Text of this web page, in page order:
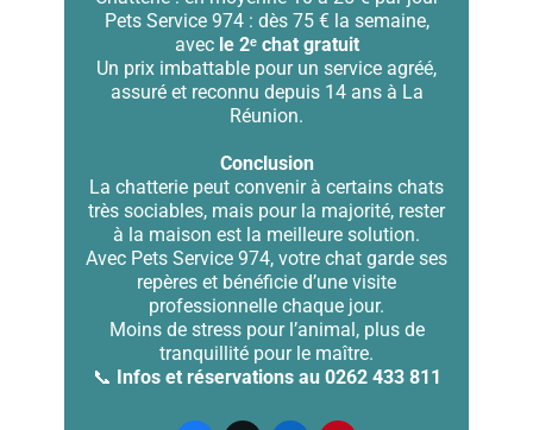
Pets Service 974 : dès 75 € la semaine,
avec le 2ᵉ chat gratuit
Un prix imbattable pour un service agréé,
assuré et reconnu depuis 14 ans à La
Réunion.
Conclusion
La chatterie peut convenir à certains chats
très sociables, mais pour la majorité, rester
à la maison est la meilleure solution.
Avec Pets Service 974, votre chat garde ses
repères et bénéficie d’une visite
professionnelle chaque jour.
Moins de stress pour l’animal, plus de
tranquillité pour le maître.
📞 Infos et réservations au 0262 433 811